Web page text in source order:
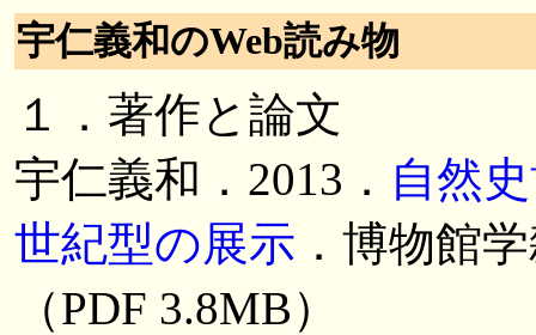
宇仁義和のWeb読み物
１．著作と論文
宇仁義和．2013． 自然
世紀型の展示 ．博物館
（PDF 3.8MB）